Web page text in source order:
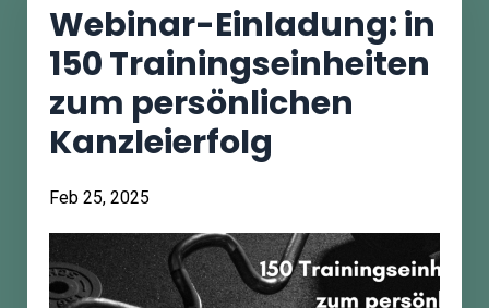
Webinar-Einladung: in
150 Trainingseinheiten
zum persönlichen
Kanzleierfolg
Feb 25, 2025